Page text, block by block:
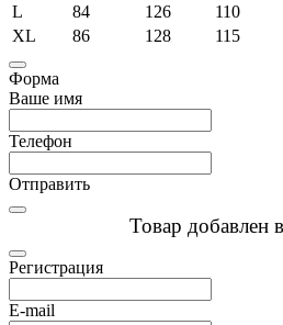
L
84 126 110
XL
86 128 115
Форма
Ваше имя
Телефон
Отправить
Товар добавлен
Регистрация
E-mail